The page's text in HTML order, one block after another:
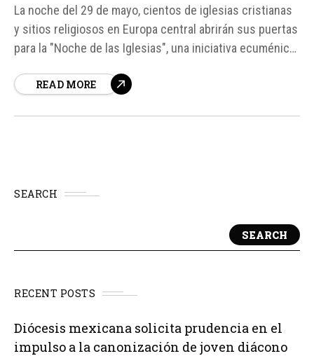
La noche del 29 de mayo, cientos de iglesias cristianas
y sitios religiosos en Europa central abrirán sus puertas
para la "Noche de las Iglesias", una iniciativa ecuménica
República Checa y Austria. Este evento, que este año
READ MORE
SEARCH
SEARCH
RECENT POSTS
Diócesis mexicana solicita prudencia en el
impulso a la canonización de joven diácono